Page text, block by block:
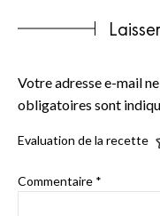
Votre adresse e-mail
obligatoires sont
Evaluation de la recette
Commentaire *